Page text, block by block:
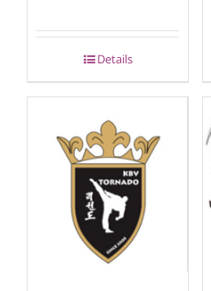
Details